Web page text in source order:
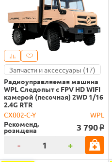
Запчасти и аксессуары (17)
Радиоуправляемая машина
WPL Следопыт с FPV HD WIFI
камерой (песочная) 2WD 1/16
2.4G RTR
CX002-C-Y
WPL
Рекоменд.
розн.цена 3 790 o
- +